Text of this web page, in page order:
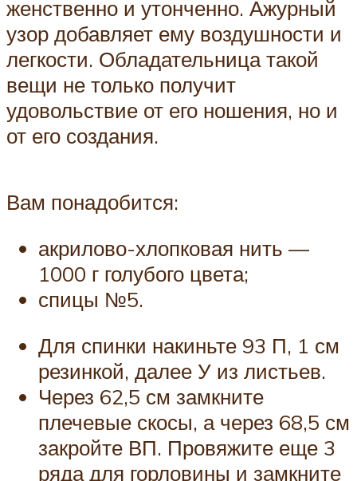
женственно и утонченно. Ажурный
узор добавляет ему воздушности и
легкости. Обладательница такой
вещи не только получит
удовольствие от его ношения, но и
от его создания.
Вам понадобится:
акрилово-хлопковая нить —
1000 г голубого цвета;
спицы №5.
Для спинки накиньте 93 П, 1 см
резинкой, далее У из листьев.
Через 62,5 см замкните
плечевые скосы, а через 68,5 см
закройте ВП. Провяжите еще 3
ряда для горловины и замкните